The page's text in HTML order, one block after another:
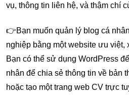
vụ, thông tin liên hệ, và thậm chí
👉Bạn muốn quản lý blog cá
nghiệp bằng một website ưu việt,
Bạn có thể sử dụng WordPress
nhân để chia sẻ thông tin về bản
hoặc tạo một trang web CV trực